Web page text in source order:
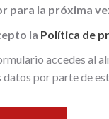
para la próxima
la Política de
accedes al
por parte de